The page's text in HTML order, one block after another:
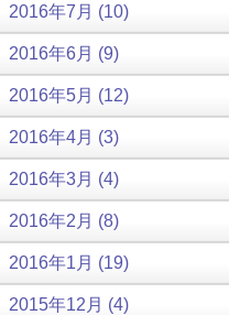
2016年7月 (10)
2016年6月 (9)
2016年5月 (12)
2016年4月 (3)
2016年3月 (4)
2016年2月 (8)
2016年1月 (19)
2015年12月 (4)